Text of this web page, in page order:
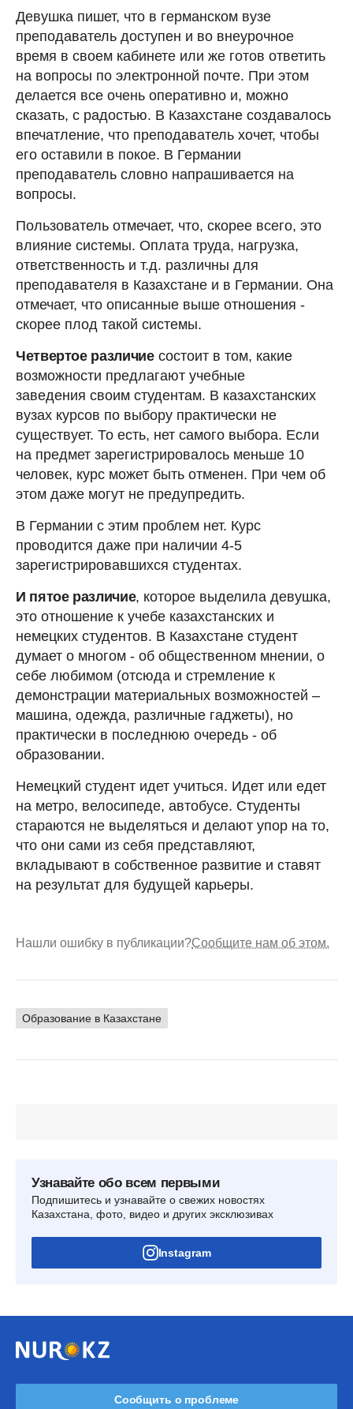
Девушка пишет, что в германском вузе
преподаватель доступен и во внеурочное
время в своем кабинете или же готов ответить
на вопросы по электронной почте. При этом
делается все очень оперативно и, можно
сказать, с радостью. В Казахстане создавалось
впечатление, что преподаватель хочет, чтобы
его оставили в покое. В Германии
преподаватель словно напрашивается на
вопросы.
Пользователь отмечает, что, скорее всего, это
влияние системы. Оплата труда, нагрузка,
ответственность и т.д. различны для
преподавателя в Казахстане и в Германии. Она
отмечает, что описанные выше отношения -
скорее плод такой системы.
Четвертое различиесостоит в том, какие
возможности предлагают учебные
заведения своим студентам. В казахстанских
вузах курсов по выбору практически не
существует. То есть, нет самого выбора. Если
на предмет зарегистрировалось меньше 10
человек, курс может быть отменен. При чем об
этом даже могут не предупредить.
В Германии с этим проблем нет. Курс
проводится даже при наличии 4-5
зарегистрировавшихся студентах.
И пятое различие, которое выделила девушка,
это отношение к учебе казахстанских и
немецких студентов. В Казахстане студент
думает о многом - об общественном мнении, о
себе любимом (отсюда и стремление к
демонстрации материальных возможностей –
машина, одежда, различные гаджеты), но
практически в последнюю очередь - об
образовании.
Немецкий студент идет учиться. Идет или едет
на метро, велосипеде, автобусе. Студенты
стараются не выделяться и делают упор на то,
что они сами из себя представляют,
вкладывают в собственное развитие и ставят
на результат для будущей карьеры.
Нашли ошибку в публикации?Сообщите нам об этом.
Образование в Казахстане
Узнавайте обо всем первыми
Подпишитесь и узнавайте о свежих новостях
Казахстана, фото, видео и других эксклюзивах
Instagram
Сообщить о проблеме